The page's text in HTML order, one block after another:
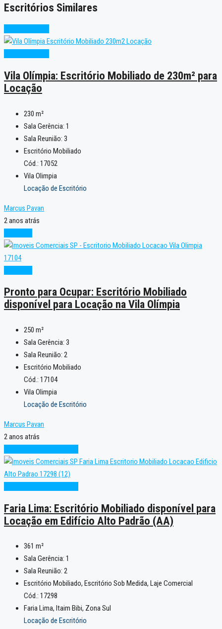
Escritórios Similares
Vila Olímpia: Escritório Mobiliado de 230m² para
Locação
230 m²
Sala Gerência: 1
Sala Reunião: 3
Escritório Mobiliado
Cód.: 17052
Vila Olimpia
Locação de Escritório
Marcus Pavan
2 anos atrás
Pronto para Ocupar: Escritório Mobiliado
disponível para Locação na Vila Olímpia
250 m²
Sala Gerência: 3
Sala Reunião: 2
Escritório Mobiliado
Cód.: 17104
Vila Olimpia
Locação de Escritório
Marcus Pavan
2 anos atrás
Faria Lima: Escritório Mobiliado disponível para
Locação em Edifício Alto Padrão (AA)
361 m²
Sala Gerência: 1
Sala Reunião: 2
Escritório Mobiliado, Escritório Sob Medida, Laje Comercial
Cód.: 17298
Faria Lima, Itaim Bibi, Zona Sul
Locação de Escritório